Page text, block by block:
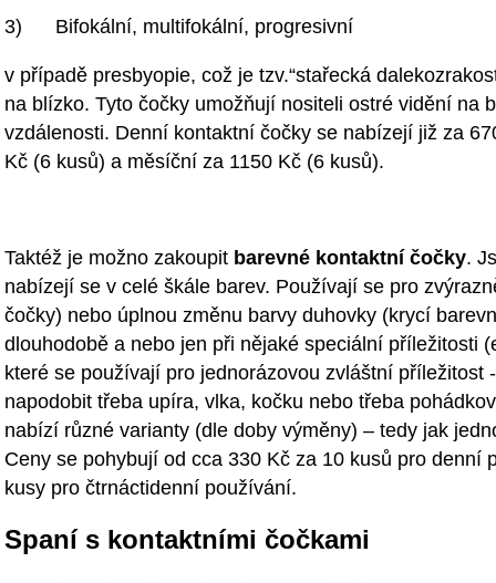
3) Bifokální, multifokální, progresivní
v případě presbyopie, což je tzv.“stařecká
na blízko. Tyto čočky umožňují nositeli ostré vidění na
vzdálenosti. Denní kontaktní čočky se nabízejí již za
Kč (6 kusů) a měsíční za 1150 Kč (6 kusů).
Taktéž je možno zakoupit barevné kontaktní čočky.
nabízejí se v celé škále barev. Používají se pro
čočky) nebo úplnou změnu barvy duhovky (krycí
dlouhodobě a nebo jen při nějaké speciální příležitosti
které se používají pro jednorázovou zvláštní příležitost
napodobit třeba upíra, vlka, kočku nebo třeba
nabízí různé varianty (dle doby výměny) – tedy jak
Ceny se pohybují od cca 330 Kč za 10 kusů pro denní
kusy pro čtrnáctidenní používání.
Spaní s kontaktními čočkami